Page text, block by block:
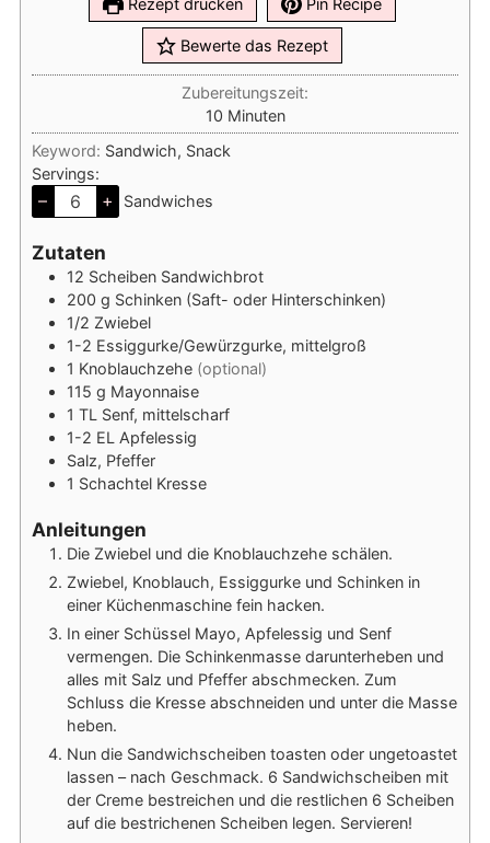
Rezept drucken Pin Recipe
Bewerte das Rezept
Zubereitungszeit:
10Minuten
Minuten
Keyword: Sandwich, Snack
Servings:
– + Sandwiches
Zutaten
12 Scheiben Sandwichbrot
200 g Schinken (Saft- oder Hinterschinken)
1/2 Zwiebel
1-2 Essiggurke/Gewürzgurke, mittelgroß
1 Knoblauchzehe (optional)
115 g Mayonnaise
1 TL Senf, mittelscharf
1-2 EL Apfelessig
Salz, Pfeffer
1 Schachtel Kresse
Anleitungen
Die Zwiebel und die Knoblauchzehe schälen.
Zwiebel, Knoblauch, Essiggurke und Schinken in
einer Küchenmaschine fein hacken.
In einer Schüssel Mayo, Apfelessig und Senf
vermengen. Die Schinkenmasse darunterheben und
alles mit Salz und Pfeffer abschmecken. Zum
Schluss die Kresse abschneiden und unter die Masse
heben.
Nun die Sandwichscheiben toasten oder ungetoastet
lassen – nach Geschmack. 6 Sandwichscheiben mit
der Creme bestreichen und die restlichen 6 Scheiben
auf die bestrichenen Scheiben legen. Servieren!